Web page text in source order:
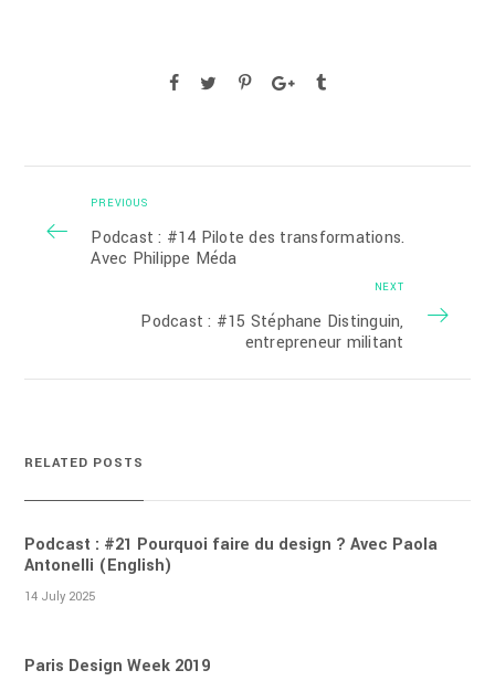
PREVIOUS
Podcast : #14 Pilote des transformations.
Avec Philippe Méda
NEXT
Podcast : #15 Stéphane Distinguin,
entrepreneur militant
RELATED POSTS
Podcast : #21 Pourquoi faire du design ? Avec Paola
Antonelli (English)
14 July 2025
Paris Design Week 2019